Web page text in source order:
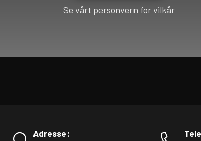
Se vårt personvern for vilkår
Adresse: